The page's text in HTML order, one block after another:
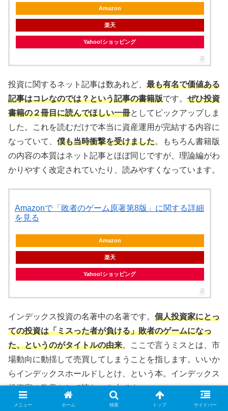
Amazon
楽天
Yahoo!ショッピング
投資に関するネット記事は数あれど、 最も有名で価値ある
記事はコレなのでは？という記事の書籍版です。 ぜひ投資
書籍の２冊目に読んでほしい一冊としてピックアップしま
した。これを読むだけで本当に資産運用が完結する内容に
なっていて、 僕も当時衝撃を受けました。もちろん書籍版
の内容の本質はネット記事とほぼ同じですが、理論編がわ
かりやすく改定されていたり、読みやすくなっています。
Amazonで「敗者のゲーム原著第8版」に関する詳細
を見る
Amazon
楽天
Yahoo!ショッピング
インデックス投資の名著中の名著です。 個人投資家にとっ
ての投資は「ミスった者が負ける」敗者のゲームになっ
た、というのがタイトルの由来。ここで言うミスとは、市
場動向に動揺して売買してしまうことを指します。いいか
らインデックスホールドしとけ、という本。インデックス
投資家の教養として読むべき本です。
メニュー ホーム 検索 トップ サイドバー